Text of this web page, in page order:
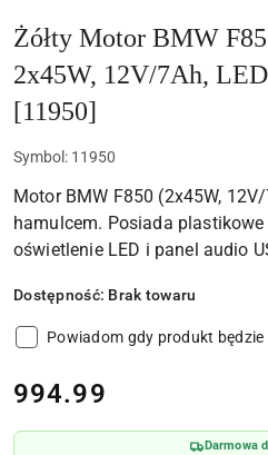
Żółty Motor BMW
2x45W, 12V/7Ah,
[11950]
Symbol: 11950
Motor BMW F850 (2x45W,
hamulcem. Posiada
oświetlenie LED i panel audio
Dostępność: Brak towaru
Powiadom gdy produkt
cena:
994.99
Darmowa